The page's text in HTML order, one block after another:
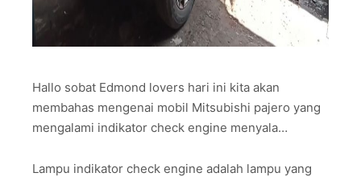
Hallo sobat Edmond lovers hari ini kita akan
membahas mengenai mobil Mitsubishi pajero yang
mengalami indikator check engine menyala…
Lampu indikator check engine adalah lampu yang